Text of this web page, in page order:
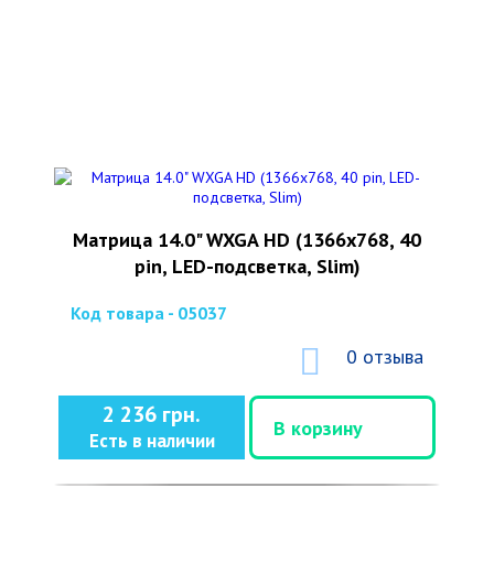
Матрица 14.0" WXGA HD (1366x768, 40
pin, LED-подсветка, Slim)
Код товара - 05037
0 отзыва
2 236 грн.
Есть в наличии
В корзину